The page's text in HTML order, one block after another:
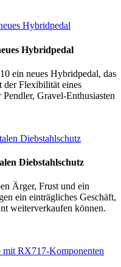
Hybridpedal
ein neues Hybridpedal, das
der Flexibilität eines
Gravel-Enthusiasten
Diebstahlschutz
Ärger, Frust und ein
ein einträgliches Geschäft,
weiterverkaufen können.